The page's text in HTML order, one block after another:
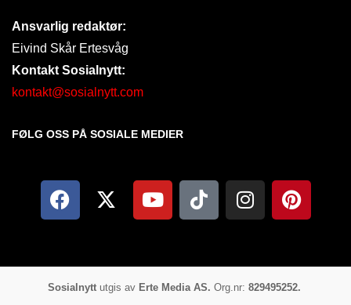
Ansvarlig redaktør:
Eivind Skår Ertesvåg
Kontakt Sosialnytt:
kontakt@sosialnytt.com
FØLG OSS PÅ SOSIALE MEDIER​
Sosialnyttutgis av Erte Media AS. Org.nr: 829495252.